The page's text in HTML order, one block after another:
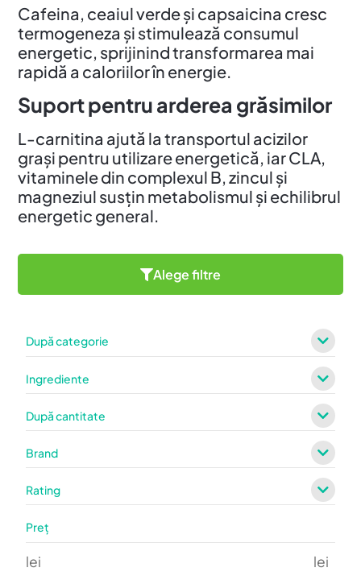
Cafeina, ceaiul verde și capsaicina cresc
termogeneza și stimulează consumul
energetic, sprijinind transformarea mai
rapidă a caloriilor în energie.
Suport pentru arderea grăsimilor
L-carnitina ajută la transportul acizilor
grași pentru utilizare energetică, iar CLA,
vitaminele din complexul B, zincul și
magneziul susțin metabolismul și echilibrul
energetic general.
Alege filtre
După categorie
Ingrediente
După cantitate
Brand
Rating
Preț
lei lei